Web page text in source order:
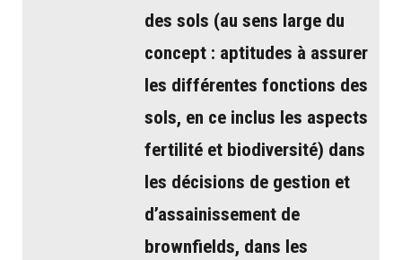
des sols (au sens large du
concept : aptitudes à assurer
les différentes fonctions des
sols, en ce inclus les aspects
fertilité et biodiversité) dans
les décisions de gestion et
d’assainissement de
brownfields, dans les